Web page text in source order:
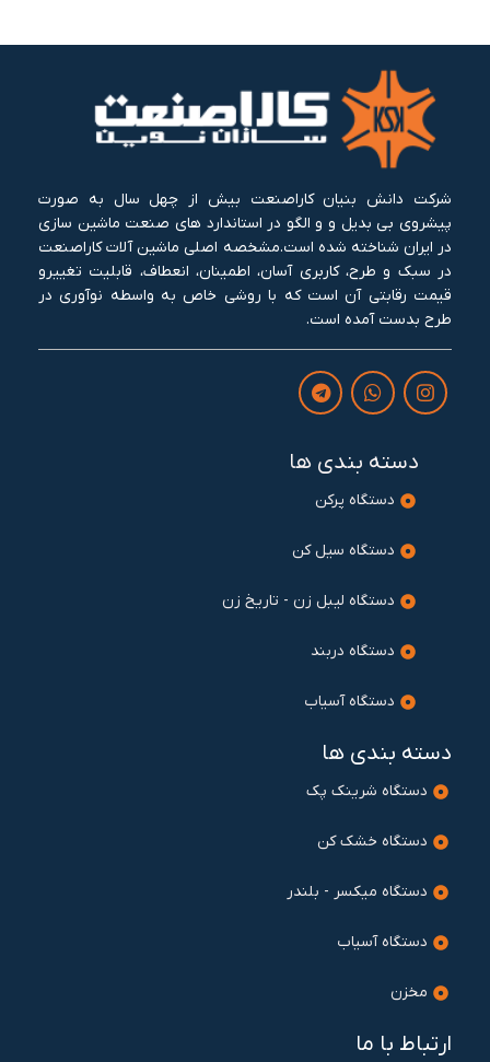
شرکت دانش بنیان کاراصنعت بیش از چهل سال به صورت
پیشروی بی بدیل و و الگو در استاندارد های صنعت ماشین سازی
در ایران شناخته شده است.مشخصه اصلی ماشین آلات کاراصنعت
در سبک و طرح، کاربری آسان، اطمینان، انعطاف، قابلیت تغییرو
قیمت رقابتی آن است که با روشی خاص به واسطه نوآوری در
طرح بدست آمده است.
دسته بندی ها
دستگاه پرکن
دستگاه سیل کن
دستگاه لیبل زن - تاریخ زن
دستگاه دربند
دستگاه آسیاب
دسته بندی ها
دستگاه شرینک پک
دستگاه خشک کن
دستگاه میکسر - بلندر
دستگاه آسیاب
مخزن
ارتباط با ما